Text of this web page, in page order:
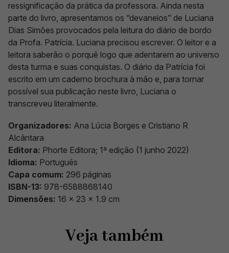
ressignificação da prática da professora. Ainda nesta
parte do livro, apresentamos os “devaneios” de Luciana
Dias Simões provocados pela leitura do diário de bordo
da Profa. Patrícia. Luciana precisou escrever. O leitor e a
leitora saberão o porquê logo que adentarem ao universo
desta turma e suas conquistas. O diário da Patrícia foi
escrito em um caderno brochura à mão e, para tornar
possível sua publicação neste livro, Luciana o
transcreveu literalmente.
Organizadores: Ana Lúcia Borges e Cristiano R
Alcântara
Editora: Phorte Editora; 1ª edição (1 junho 2022)
Idioma: Português
Capa comum: 296 páginas
ISBN-13: 978-6588868140
Dimensões: 16 x 23 x 1.9 cm
Veja também